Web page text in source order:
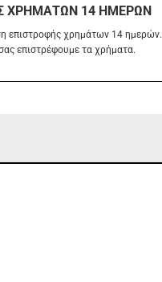
ΧΡΗΜΆΤΩΝ 14 ΗΜΕΡΏΝ
επιστροφής χρημάτων 14 ημερών.
επιστρέφουμε τα χρήματα.